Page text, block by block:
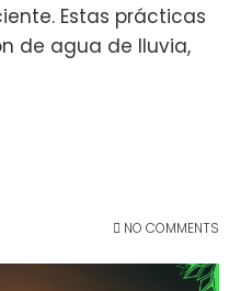
Estas prácticas
de agua de lluvia,
NO COMMENTS